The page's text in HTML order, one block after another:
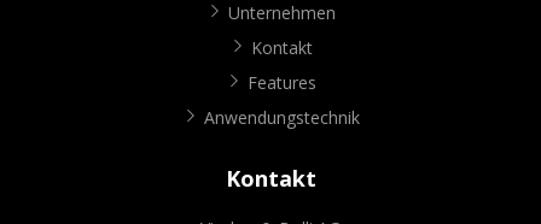
Unternehmen
Kontakt
Features
Anwendungstechnik
Kontakt